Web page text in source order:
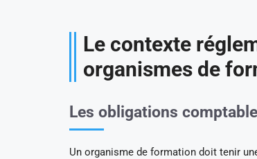
Le contexte
organismes de
Les obligations
Un organisme de formation doit tenir